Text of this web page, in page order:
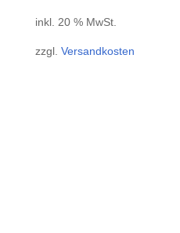
inkl. 20 % MwSt.
zzgl. Versandkosten